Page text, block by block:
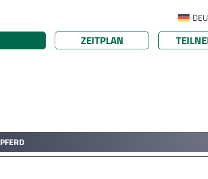
ZEITPLAN
PFERD